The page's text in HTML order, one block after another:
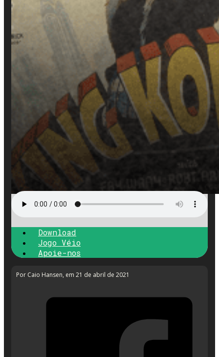
Download
Jogo Véio
Apoie-nos
Por Caio Hansen, em 21 de abril de 2021